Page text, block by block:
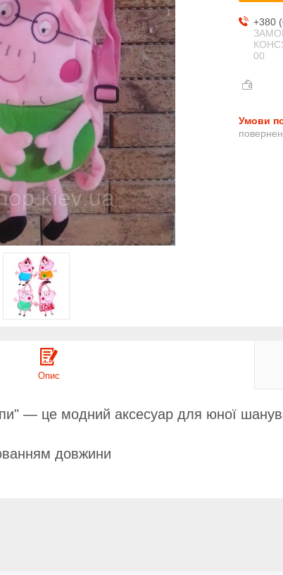
+380
00
Опис
— це модний аксесуар для юної
довжини